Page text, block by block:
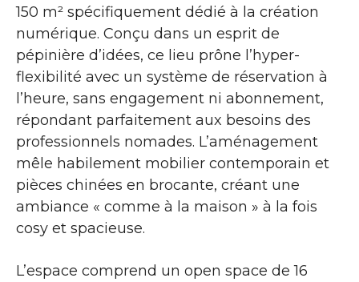
150 m² spécifiquement dédié à la création
numérique. Conçu dans un esprit de
pépinière d’idées, ce lieu prône l’hyper-
flexibilité avec un système de réservation à
l’heure, sans engagement ni abonnement,
répondant parfaitement aux besoins des
professionnels nomades. L’aménagement
mêle habilement mobilier contemporain et
pièces chinées en brocante, créant une
ambiance « comme à la maison » à la fois
cosy et spacieuse.
L’espace comprend un open space de 16